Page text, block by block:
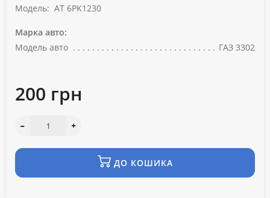
Модель: AT 6PK1230
Марка авто:
Модель авто
ГАЗ 3302
200 грн
ДО КОШИКА